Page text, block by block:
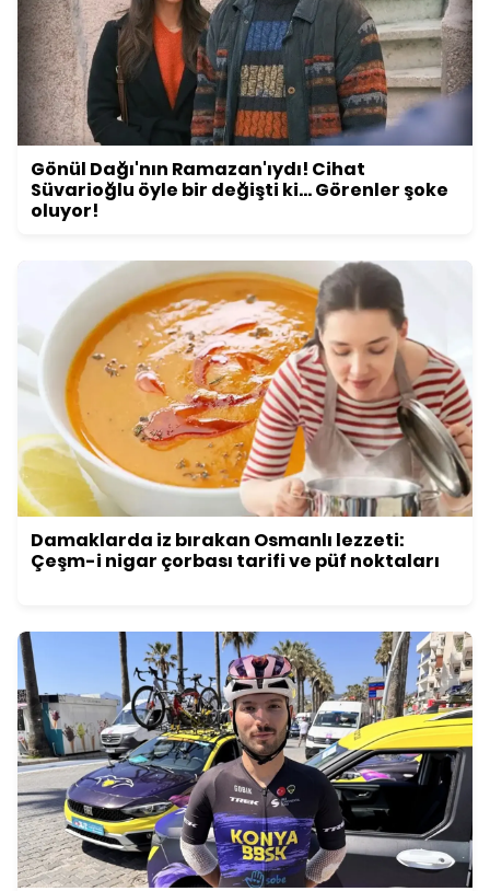
Gönül Dağı'nın Ramazan'ıydı! Cihat
Süvarioğlu öyle bir değişti ki... Görenler şoke
oluyor!
Damaklarda iz bırakan Osmanlı lezzeti:
Çeşm-i nigar çorbası tarifi ve püf noktaları